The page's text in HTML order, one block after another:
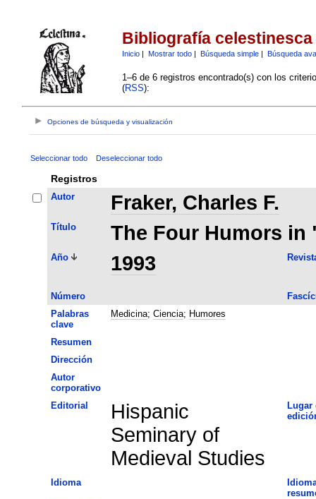
Bibliografía celestinesca
Inicio| Mostrar todo| Búsqueda simple| Búsqueda
1–6 de 6 registros encontrado(s) con los
(RSS):
Opciones de búsqueda y visualización
Seleccionar todo Deseleccionar todo
Registros
Autor Fraker, Charles F.
Título The Four Humors in
Año 1993
Número
Palabras
clave
Medicina; Ciencia; Humores
Resumen
Dirección
Autor
corporativo
Editorial
Hispanic
Seminary of
Medieval Studies
Lugar
Idioma